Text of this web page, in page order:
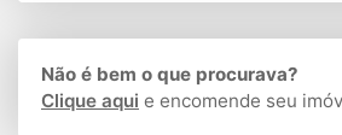
Não é bem o que procurava?
Clique aqui e encomende seu